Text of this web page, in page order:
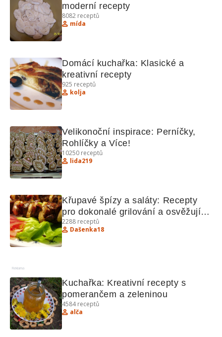
moderní recepty
8082 receptů
mída
Domácí kuchařka: Klasické a
kreativní recepty
925 receptů
kolja
Velikonoční inspirace: Perníčky,
Rohlíčky a Více!
10250 receptů
lida219
Křupavé špízy a saláty: Recepty
pro dokonalé grilování a osvěžující
saláty
2288 receptů
Dašenka18
Reklama
Kuchařka: Kreativní recepty s
pomerančem a zeleninou
4584receptů
alča